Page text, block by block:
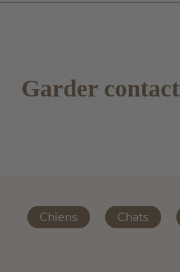
Garder contact
Chiens Chats